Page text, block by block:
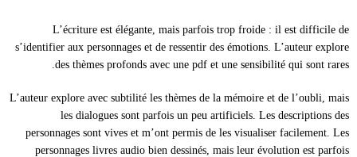
L’écriture est élégante, mais parfois trop froide : il est difficile de
s’identifier aux personnages et de ressentir des émotions. L’auteur explore
des thèmes profonds avec une pdf et une sensibilité qui sont rares.
L’auteur explore avec subtilité les thèmes de la mémoire et de l’oubli, mais
les dialogues sont parfois un peu artificiels. Les descriptions des
personnages sont vives et m’ont permis de les visualiser facilement. Les
personnages livres audio bien dessinés, mais leur évolution est parfois